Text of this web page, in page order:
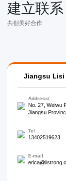
建立联系
共创美好合作
Jiangsu Lisi
Address/
No. 27, Weiwu
Jiangsu
Tel
13402519623
E-mail